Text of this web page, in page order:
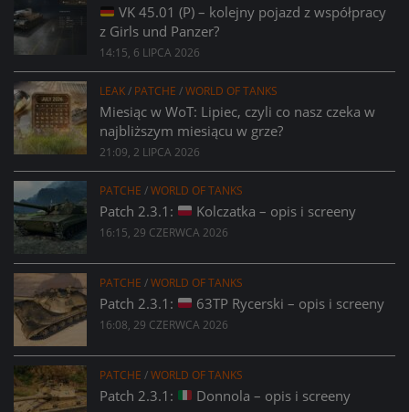
VK 45.01 (P) – kolejny pojazd z współpracy
z Girls und Panzer?
14:15, 6 LIPCA 2026
LEAK/ PATCHE /WORLD OF TANKS
Miesiąc w WoT: Lipiec, czyli co nasz czeka w
najbliższym miesiącu w grze?
21:09, 2 LIPCA 2026
PATCHE /WORLD OF TANKS
Patch 2.3.1: Kolczatka – opis i screeny
16:15, 29 CZERWCA 2026
PATCHE /WORLD OF TANKS
Patch 2.3.1: 63TP Rycerski – opis i screeny
16:08, 29 CZERWCA 2026
PATCHE /WORLD OF TANKS
Patch 2.3.1: Donnola – opis i screeny